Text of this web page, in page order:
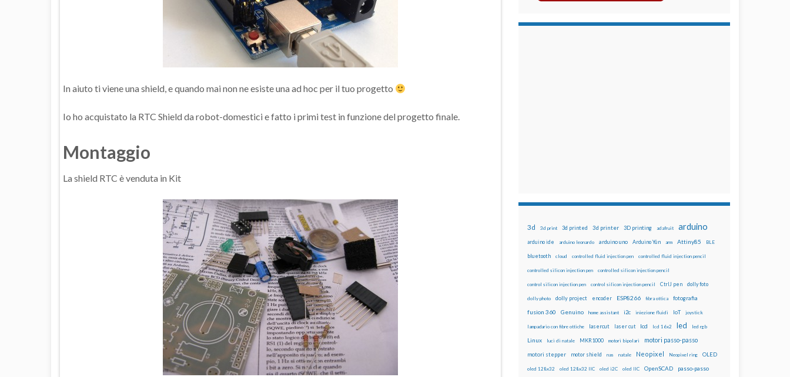
In aiuto ti viene una shield, e quando mai non ne esiste una ad hoc per il tuo progetto
Io ho acquistato la RTC Shield da robot-domestici e fatto i primi test in funzione del progetto finale.
Montaggio
La shield RTC è venduta in Kit
3d 3d print 3d printed 3d printer 3D printing adafruit arduino
arduino ide arduino leonardo arduino uno Arduino Yún arm Attiny85 BLE
bluetooth cloud controlled fluid injection pen controlled fluid injection pencil
controlled silicon injection pen controlled silicon injection pencil
control silicon injection pen control silicon injection pencil CtrlJ pen dolly foto
dolly photo dolly project encoder ESP8266 fibra ottica fotografia
fusion 360 Genuino home assistant i2c iniezione fluidi IoT joystick
lampadario con fibre ottiche lasercut laser cut lcd lcd 16x2 led led rgb
Linux luci di natale MKR1000 motori bipolari motori passo-passo
motori stepper motor shield nas natale Neopixel Neopixel ring OLED
oled 128x32 oled 128x32 IIC oled i2C oled IIC OpenSCAD passo-passo